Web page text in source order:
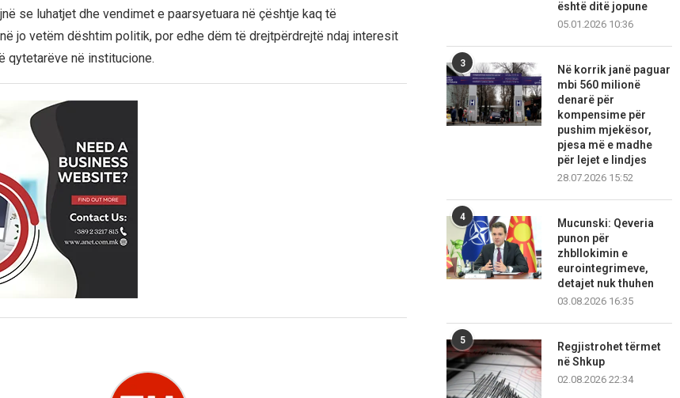
se luhatjet dhe vendimet e paarsyetuara në çështje kaq të
jo vetëm dështim politik, por edhe dëm të drejtpërdrejtë ndaj interesit
qytetarëve në institucione.
është ditë jopune
05.01.2026 10:36
3
Në korrik janë paguar
mbi 560 milionë
denarë për
kompensime për
pushim mjekësor,
pjesa më e madhe
për lejet e lindjes
28.07.2026 15:52
4
Mucunski: Qeveria
punon për
zhbllokimin e
eurointegrimeve,
detajet nuk thuhen
03.08.2026 16:35
5
Regjistrohet tërmet
në Shkup
02.08.2026 22:34